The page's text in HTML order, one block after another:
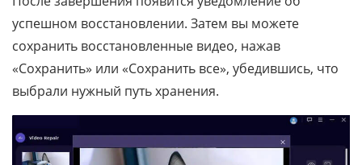
успешном восстановлении. Затем вы можете
сохранить восстановленные видео, нажав
«Сохранить» или «Сохранить все», убедившись, что
выбрали нужный путь хранения.